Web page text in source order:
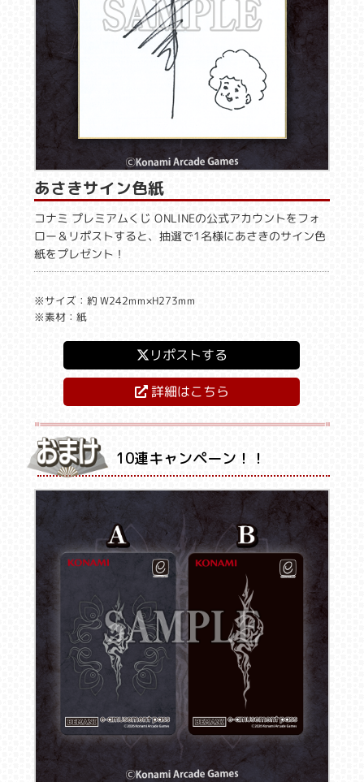
あさきサイン色紙
コナミ プレミアムくじ ONLINEの公式アカウントをフォ
ロー＆リポストすると、抽選で1名様にあさきのサイン色
紙をプレゼント！
※サイズ：約 W242mm×H273mm
※素材：紙
リポストする
詳細はこちら
10連キャンペーン！！